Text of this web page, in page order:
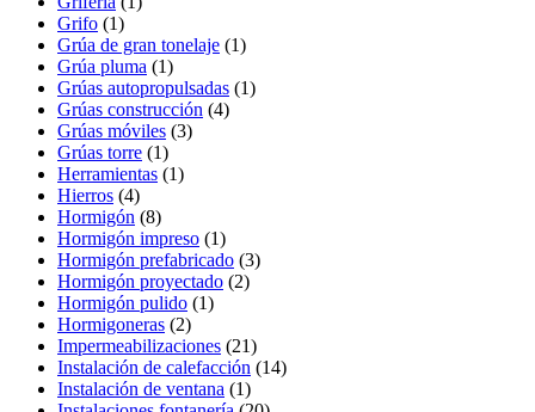
Grifo (1)
Grúa de gran tonelaje (1)
Grúa pluma (1)
Grúas autopropulsadas (1)
Grúas construcción (4)
Grúas móviles (3)
Grúas torre (1)
Herramientas (1)
Hierros (4)
Hormigón (8)
Hormigón impreso (1)
Hormigón prefabricado (3)
Hormigón proyectado (2)
Hormigón pulido (1)
Hormigoneras (2)
Impermeabilizaciones (21)
Instalación de calefacción (14)
Instalación de ventana (1)